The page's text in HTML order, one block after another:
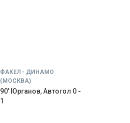
ФАКЕЛ - ДИНАМО
(МОСКВА)
90' Юрганов, Автогол 0 -
1